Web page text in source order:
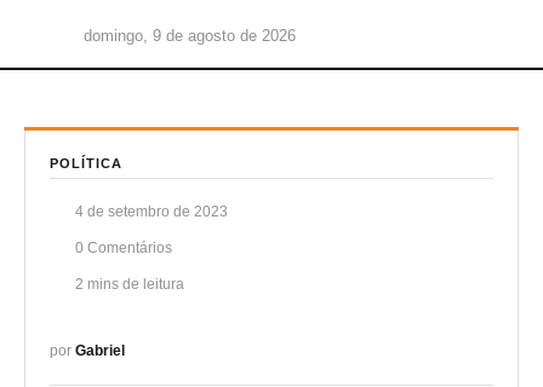
domingo, 9 de agosto de 2026
POLÍTICA
4 de setembro de 2023
0 Comentários
2 mins de leitura
por Gabriel